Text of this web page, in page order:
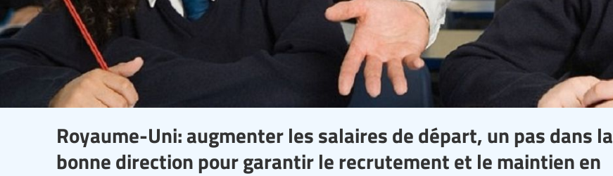
Royaume-Uni: augmenter les salaires de départ, un pas dans la
bonne direction pour garantir le recrutement et le maintien en